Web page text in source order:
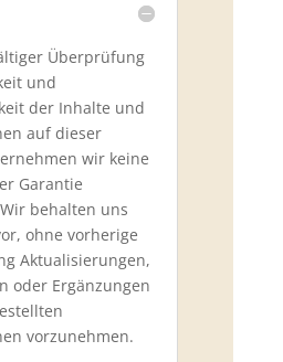
Überprüfung
und
der Inhalte und
auf dieser
wir keine
Garantie
behalten uns
ohne vorherige
Aktualisierungen,
oder Ergänzungen
vorzunehmen.